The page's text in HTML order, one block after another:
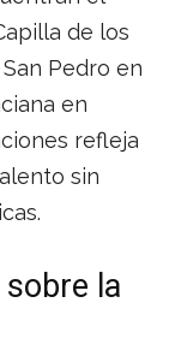
de los
Pedro en
en
refleja
sin
la